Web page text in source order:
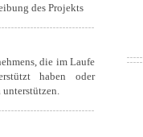
des Projekts
die im Laufe
haben oder